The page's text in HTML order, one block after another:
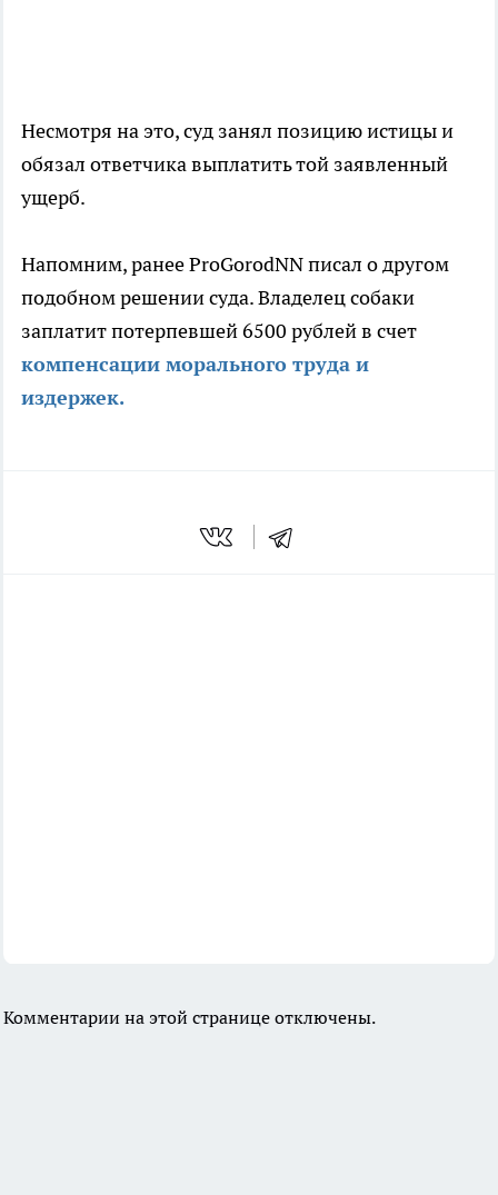
Несмотря на это, суд занял позицию истицы и
обязал ответчика выплатить той заявленный
ущерб.
Напомним, ранее ProGorodNN писал о другом
подобном решении суда. Владелец собаки
заплатит потерпевшей 6500 рублей в счет
компенсации морального труда и
издержек.
Комментарии на этой странице отключены.